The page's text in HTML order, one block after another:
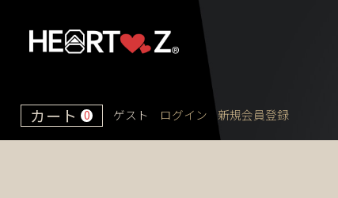
カート 0 ゲスト ログイン 新規会員登録